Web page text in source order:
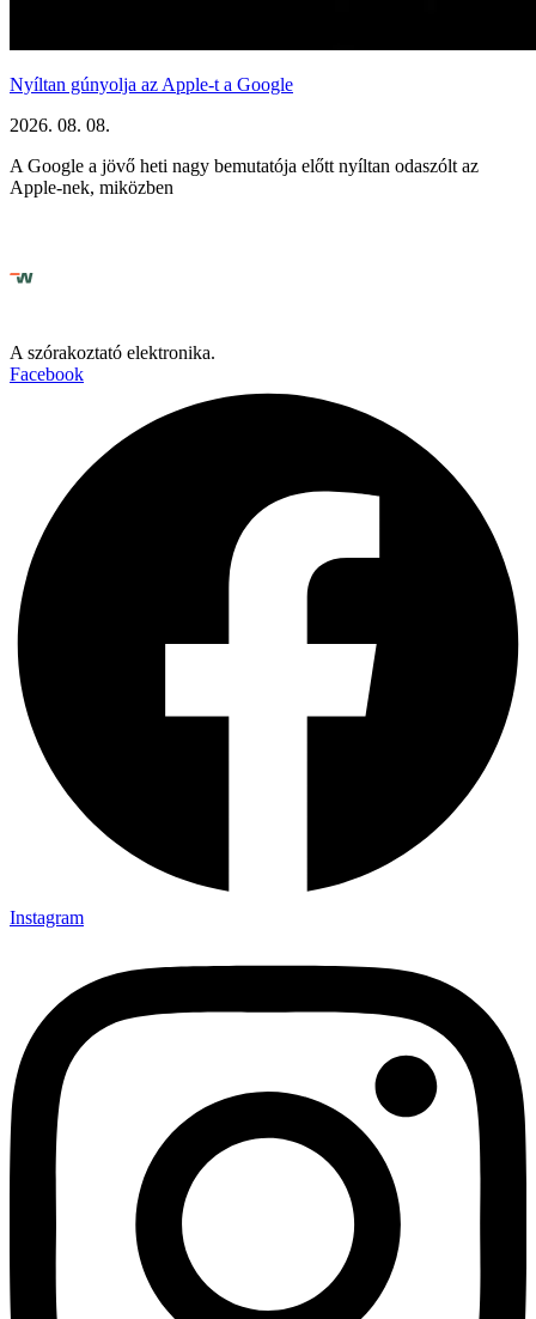
Nyíltan gúnyolja az Apple-t a Google
2026. 08. 08.
A Google a jövő heti nagy bemutatója előtt nyíltan odaszólt az
Apple-nek, miközben
A szórakoztató elektronika.
Facebook
Instagram